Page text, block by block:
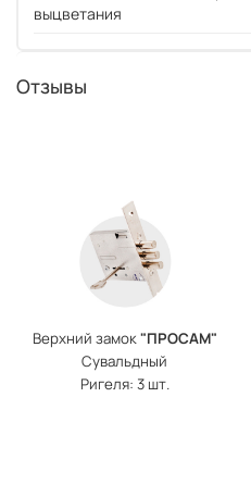
выцветания
Отзывы
Верхний замок"ПРОСАМ"
Сувальдный
Ригеля: 3 шт.